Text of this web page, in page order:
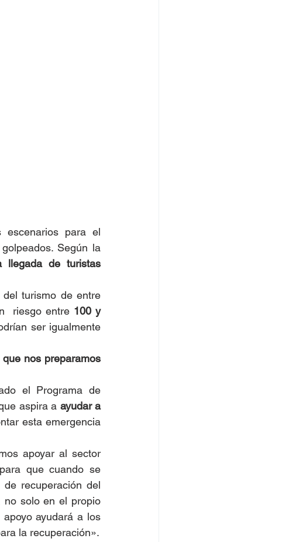
escenarios para el
Según la
llegada de turistas
riesgo entre 100 y
ser igualmente
nos preparamos
el Programa de
aspira a ayudar a
esta emergencia
apoyar al sector
que cuando se
recuperación del
no solo en el propio
ayudará a los
la recuperación».